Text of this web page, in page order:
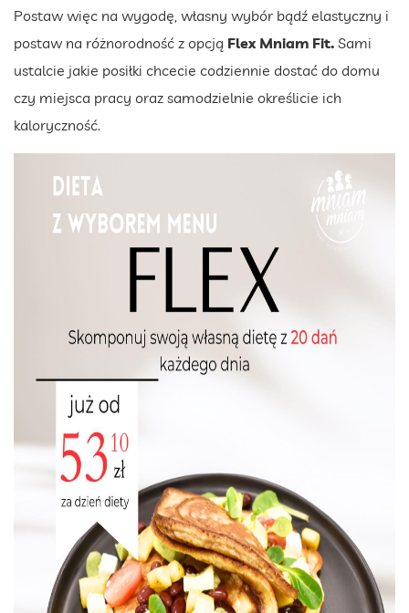
Postaw więc na wygodę, własny wybór bądź elastyczny i
postaw na różnorodność z opcją Flex Mniam Fit. Sami
ustalcie jakie posiłki chcecie codziennie dostać do domu
czy miejsca pracy oraz samodzielnie określicie ich
kaloryczność.